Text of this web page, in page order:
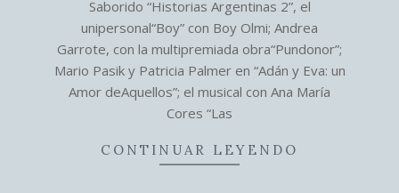
Saborido “Historias Argentinas 2”, el
unipersonal“Boy” con Boy Olmi; Andrea
Garrote, con la multipremiada obra“Pundonor”;
Mario Pasik y Patricia Palmer en “Adán y Eva: un
Amor deAquellos”; el musical con Ana María
Cores “Las
CONTINUAR LEYENDO